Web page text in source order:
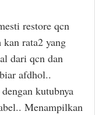
restore qcn
rata2 yang
dari qcn dan
afdhol..
kutubnya
Menampilkan